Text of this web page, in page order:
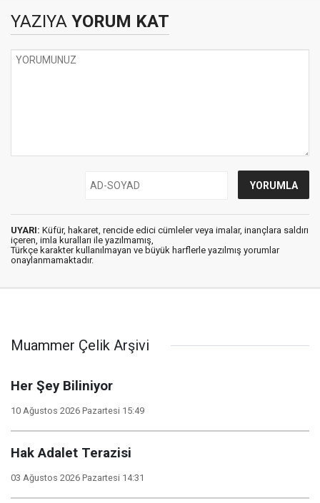
YAZIYA YORUM KAT
UYARI: Küfür, hakaret, rencide edici cümleler veya imalar, inançlara saldırı
içeren, imla kuralları ile yazılmamış,
Türkçe karakter kullanılmayan ve büyük harflerle yazılmış yorumlar
onaylanmamaktadır.
Muammer Çelik Arşivi
Her Şey Biliniyor
10 Ağustos 2026 Pazartesi 15:49
Hak Adalet Terazisi
03 Ağustos 2026 Pazartesi 14:31